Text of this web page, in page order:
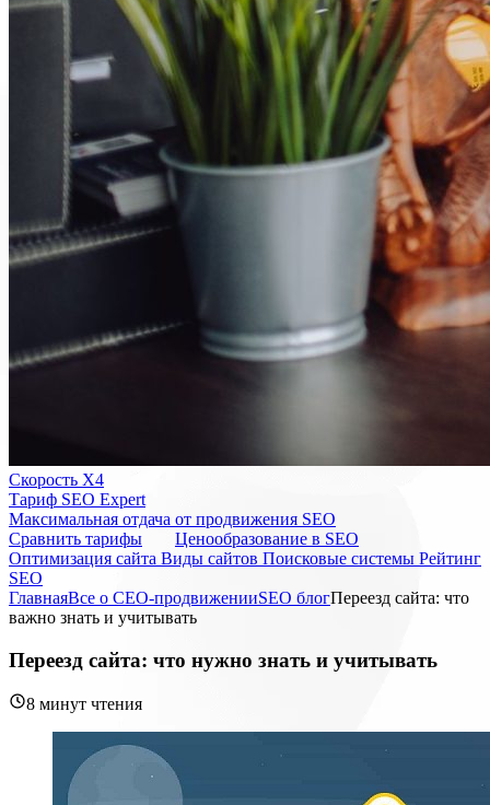
Скорость Х4
Тариф SEO Expert
Максимальная отдача от продвижения SEO
Cравнить тарифы
Ценообразование в SEO
Оптимизация сайта Виды сайтов Поисковые системы Рейтинг
SEO
ГлавнаяВсе о СЕО-продвиженииSEO блогПереезд сайта: что
важно знать и учитывать
Переезд сайта: что нужно знать и учитывать
8 минут чтения